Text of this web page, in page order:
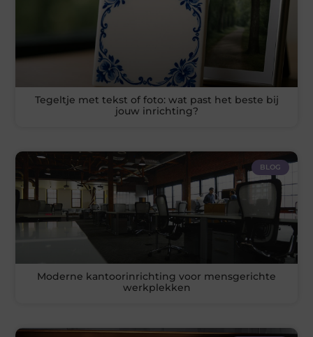
Tegeltje met tekst of foto: wat past het beste bij
jouw inrichting?
BLOG
Moderne kantoorinrichting voor mensgerichte
werkplekken